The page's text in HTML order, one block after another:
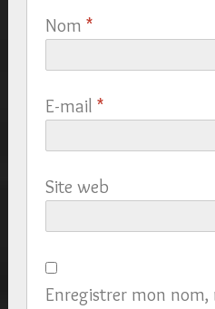
Nom *
E-mail *
Site web
Enregistrer mon